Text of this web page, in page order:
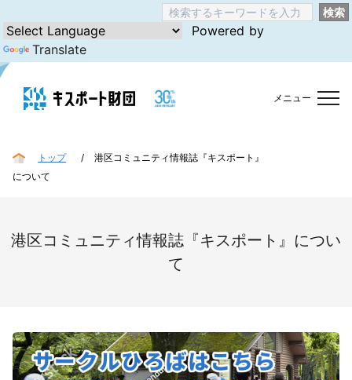
検索
Powered by
Translate
メニュー
トップ
港区コミュニティ情報誌『キスポート』
について
港区コミュニティ情報誌『キスポート』につい
て